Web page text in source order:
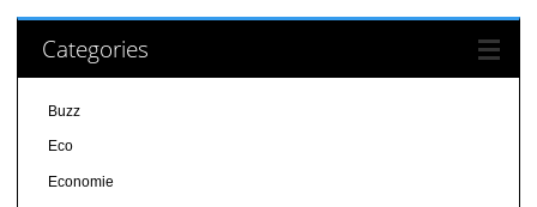
Categories
Buzz
Eco
Economie